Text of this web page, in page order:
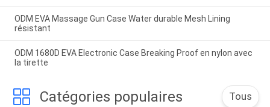
ODM EVA Massage Gun Case Water durable Mesh Lining
résistant
ODM 1680D EVA Electronic Case Breaking Proof en nylon avec
la tirette
Catégories populaires Tous